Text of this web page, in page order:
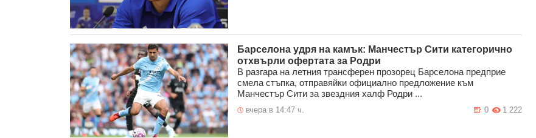
Барселона удря на камък: Манчестър Сити категорично
отхвърли офертата за Родри
В разгара на летния трансферен прозорец Барселона предприе
смела стъпка, отправяйки официално предложение към
Манчестър Сити за звездния халф Родри ...
вчера в 14:47 ч. 1 222
0